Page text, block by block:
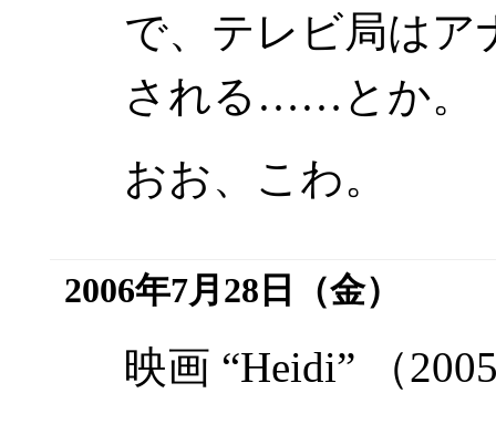
で、テレビ局はア
される……とか。
おお、こわ。
2006年7月28日（金）
映画 “Heidi” （